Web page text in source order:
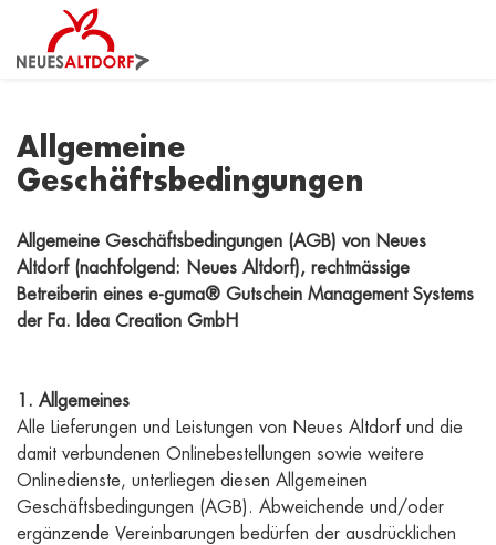
Allgemeine
Geschäftsbedingungen
Allgemeine Geschäftsbedingungen (AGB) von Neues
Altdorf (nachfolgend: Neues Altdorf), rechtmässige
Betreiberin eines e-guma® Gutschein Management Systems
der Fa. Idea Creation GmbH
1. Allgemeines
Alle Lieferungen und Leistungen von Neues Altdorf und die
damit verbundenen Onlinebestellungen sowie weitere
Onlinedienste, unterliegen diesen Allgemeinen
Geschäftsbedingungen (AGB). Abweichende und/oder
ergänzende Vereinbarungen bedürfen der ausdrücklichen